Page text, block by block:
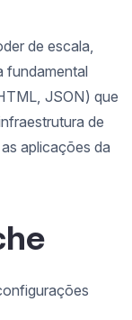
de escala,
fundamental
JSON) que
de
aplicações da